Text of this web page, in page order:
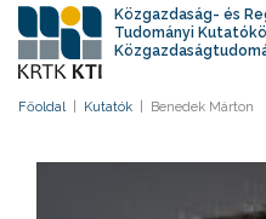
Közgazdaság- és
Tudományi
Főoldal Kutatók Benedek Márton